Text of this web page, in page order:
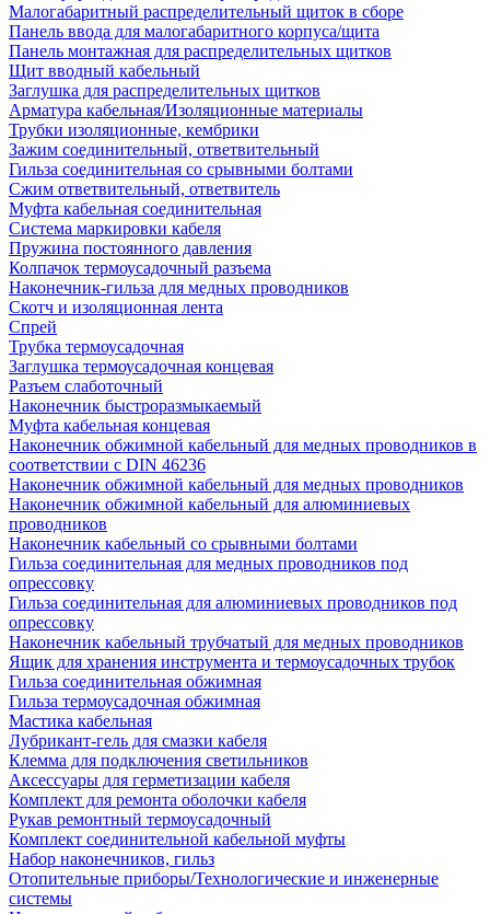
Малогабаритный распределительный щиток в сборе
Панель ввода для малогабаритного корпуса/щита
Панель монтажная для распределительных щитков
Щит вводный кабельный
Заглушка для распределительных щитков
Арматура кабельная/Изоляционные материалы
Трубки изоляционные, кембрики
Зажим соединительный, ответвительный
Гильза соединительная со срывными болтами
Сжим ответвительный, ответвитель
Муфта кабельная соединительная
Система маркировки кабеля
Пружина постоянного давления
Колпачок термоусадочный разъема
Наконечник-гильза для медных проводников
Скотч и изоляционная лента
Спрей
Трубка термоусадочная
Заглушка термоусадочная концевая
Разъем слаботочный
Наконечник быстроразмыкаемый
Муфта кабельная концевая
Наконечник обжимной кабельный для медных проводников в
соответствии с DIN 46236
Наконечник обжимной кабельный для медных проводников
Наконечник обжимной кабельный для алюминиевых
проводников
Наконечник кабельный со срывными болтами
Гильза соединительная для медных проводников под
опрессовку
Гильза соединительная для алюминиевых проводников под
опрессовку
Наконечник кабельный трубчатый для медных проводников
Ящик для хранения инструмента и термоусадочных трубок
Гильза соединительная обжимная
Гильза термоусадочная обжимная
Мастика кабельная
Лубрикант-гель для смазки кабеля
Клемма для подключения светильников
Аксессуары для герметизации кабеля
Комплект для ремонта оболочки кабеля
Рукав ремонтный термоусадочный
Комплект соединительной кабельной муфты
Набор наконечников, гильз
Отопительные приборы/Технологические и инженерные
системы